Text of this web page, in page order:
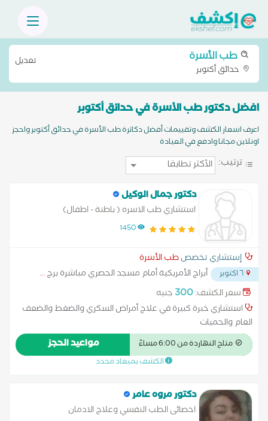
طب الأسرة
حدائق أكتوبر
تعديل
افضل دكتور طب الأسرة في حدائق أكتوبر
اعرف اسعار الكشف وتقييمات أفضل دكاترة طب الأسرة في حدائق أكتوبر واحجز
اونلاين مجانا وادفع في العيادة
ترتيب:
دكتور جمال الوكيل
استشاري طب الاسره ( باطنة - اطفال)
1450
إستشاري تخصصطب الأسرة
أبراج الأمريكية أمام مسجد الحصري مباشرة برج...
سعر الكشف:300 جنيه
استشاري خبرة كبيرة في علاج أمراض السكري والضغط والضعف
العام والحميات
متاح النهاردة من 6:00 مساءً مواعيد الحجز
الكشف بميعاد محدد
دكتور مروه عامر
اخصائى الطب النفسي وعلاج الادمان